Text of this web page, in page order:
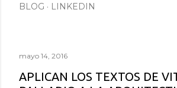
BLOG LINKEDIN
mayo 14, 2016
APLICAN LOS TEXTOS DE